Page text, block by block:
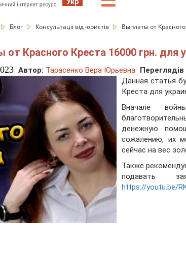
Блог Консультації від юристів Выплаты от
от Красного Креста 16000 грн. для
Автор: Тарасенко Вера Юрьевна Переглядів
Данная статья
Креста для
Вначале
денежную
сожалению, их
сейчас на вес
Также
подавать
https://youtu.be/